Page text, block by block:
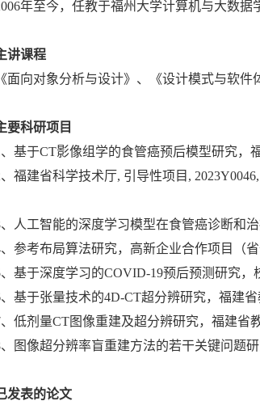
年至今，任教于福州大学计算机与大数据
讲课程
《面向对象分析与设计》、《设计模式与软件
要科研项目
、基于CT影像组学的食管癌预后模型研究，
、福建省科学技术厅, 引导性项目,
人工智能的深度学习模型在食管癌诊断和
参考布局算法研究，高新企业合作项目（省
、基于深度学习的COVID-19预后预测研究，
、基于张量技术的4D-CT超分辨研究，福建省
、低剂量CT图像重建及超分辨研究，福建省
图像超分辨率盲重建方法的若干关键问题
发表的论文